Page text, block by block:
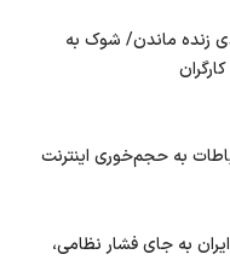
درصدی زنده ماندن/ شوک به
به حجم‌خوری اینترنت
به جای فشار نظامی،